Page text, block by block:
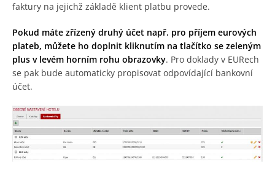
faktury na jejichž základě klient platbu provede.
Pokud máte zřízený druhý účet např. pro příjem eurových
plateb, můžete ho doplnit kliknutím na tlačítko se zeleným
plus v levém horním rohu obrazovky. Pro doklady v EURech
se pak bude automaticky propisovat odpovídající bankovní
účet.